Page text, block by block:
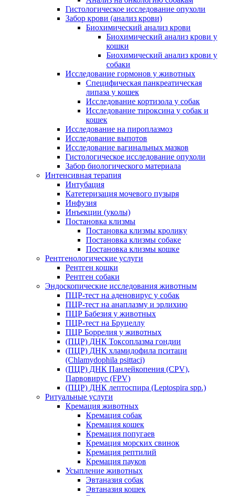
Гистологическое исследование опухоли
Забор крови (анализ крови)
Биохимический анализ крови
Биохимический анализ крови у
кошки
Биохимический анализ крови у
собаки
Исследование гормонов у животных
Специфическая панкреатическая
липаза у кошек
Исследование кортизола у собак
Исследование тироксина у собак и
кошек
Исследование на пироплазмоз
Исследование выпотов
Исследование вагинальных мазков
Гистологическое исследование опухоли
Забор биологического материала
Интенсивная терапия
Интубация
Катетеризация мочевого пузыря
Инфузия
Инъекции (уколы)
Постановка клизмы
Постановка клизмы кролику
Постановка клизмы собаке
Постановка клизмы кошке
Рентгенологические услуги
Рентген кошки
Рентген собаки
Эндоскопические исследования животным
ПЦР-тест на аденовирус у собак
ПЦР-тест на анаплазму и эрлихию
ПЦР Бабезия у животных
ПЦР-тест на Бруцеллу
ПЦР Боррелия у животных
(ПЦР) ДНК Токсоплазма гондии
(ПЦР) ДНК хламидофила пситаци
(Chlamydophila psittaci)
(ПЦР) ДНК Панлейкопения (CPV),
Парвовирус (FPV)
(ПЦР) ДНК лептоспира (Leptospira spp.)
Ритуальные услуги
Кремация животных
Кремация собак
Кремация кошек
Кремация попугаев
Кремация морских свинок
Кремация рептилий
Кремация пауков
Усыпление животных
Эвтаназия собак
Эвтаназия кошек